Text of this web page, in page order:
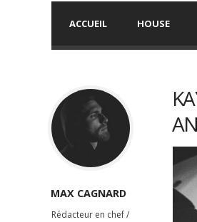
ACCUEIL HOUSE
MAX CAGNARD
Rédacteur en chef /